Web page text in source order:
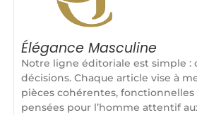
Élégance Masculine
Notre ligne éditoriale est simple :
décisions. Chaque article vise à
pièces cohérentes, fonctionnelles
pensées pour l’homme attentif